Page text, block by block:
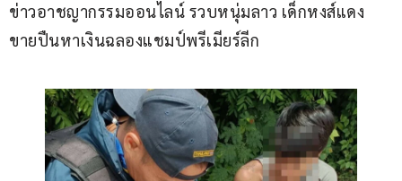
ข่าวอาชญากรรมออนไลน์ รวบหนุ่มลาว เด็กหงส์แดง
ขายปืนหาเงินฉลองแชมป์พรีเมียร์ลีก